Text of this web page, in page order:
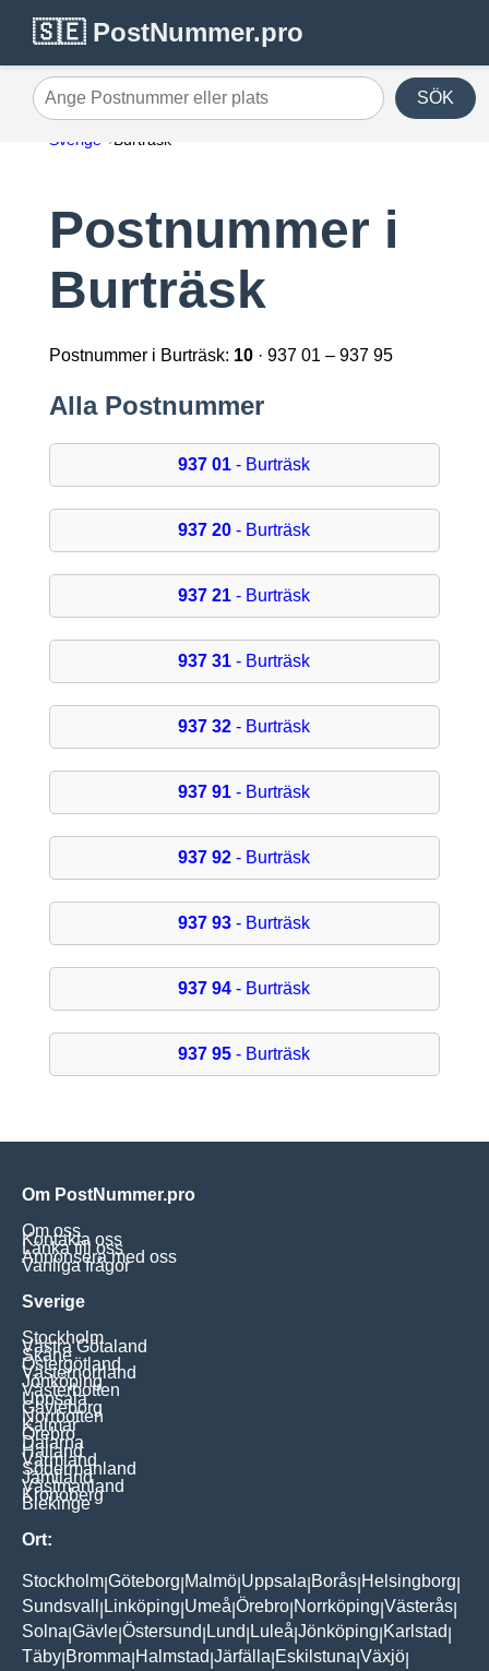
🇸🇪 PostNummer.pro
Ange Postnummer eller plats SÖK
Sverige Burträsk
Postnummer i
Burträsk
Postnummer i Burträsk: 10· 937 01 – 937 95
Alla Postnummer
937 01 - Burträsk
937 20 - Burträsk
937 21 - Burträsk
937 31 - Burträsk
937 32 - Burträsk
937 91 - Burträsk
937 92 - Burträsk
937 93 - Burträsk
937 94 - Burträsk
937 95 - Burträsk
Om PostNummer.pro
Om oss
Kontakta oss
Länka till oss
Annonsera med oss
Vanliga frågor
Sverige
Stockholm
Västra Götaland
Skåne
Östergötland
Västernorrland
Jönköping
Västerbotten
Uppsala
Gävleborg
Norrbotten
Kalmar
Örebro
Dalarna
Halland
Värmland
Södermanland
Jämtland
Västmanland
Kronoberg
Blekinge
Ort:
Stockholm Göteborg Malmö Uppsala Borås Helsingborg
Sundsvall
Linköping Umeå Örebro Norrköping Västerås
Solna Gävle Östersund Lund Luleå Jönköping Karlstad
Täby Bromma Halmstad Järfälla Eskilstuna Växjö